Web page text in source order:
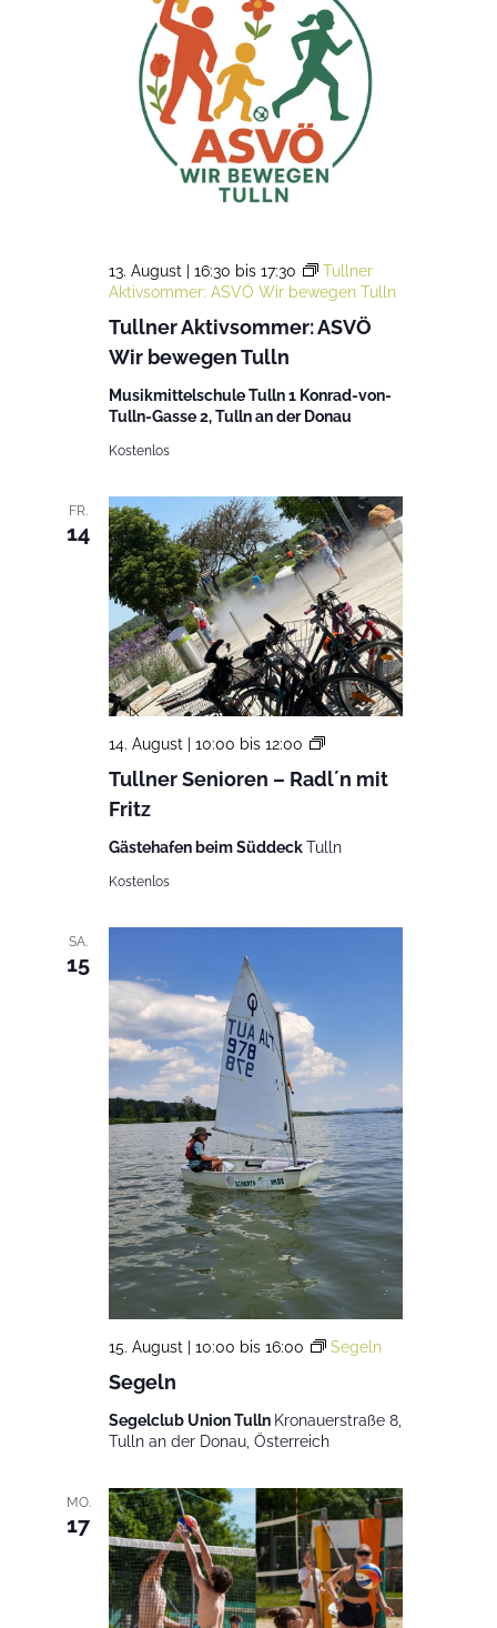
Tullner Aktivsommer: ASVÖ
Wir bewegen Tulln
13. August | 16:30 bis 17:30
Tullner
Aktivsommer: ASVÖ Wir bewegen Tulln
Musikmittelschule Tulln 1 Konrad-von-
Tulln-Gasse 2, Tulln an der Donau
Kostenlos
FR.
14
Tullner Senioren – Radl´n mit
Fritz
14. August | 10:00 bis 12:00
Tullner
–
mit
Gästehafen beim SüddeckTulln
Kostenlos
SA.
15
Segeln
15. August | 10:00 bis 16:00 Segeln
Segelclub Union Tulln Kronauerstraße 8,
Tulln an der Donau, Österreich
MO.
17